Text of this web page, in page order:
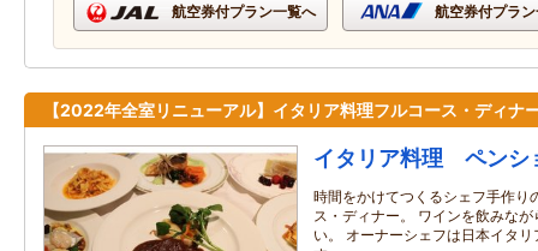
航空券付プラン一覧へ 航空券付プラ
【2022年全室リニューアル】イタリア料理フルコース・ディナ
イタリア料理 ペンシ
時間をかけてつくるシェフ手作り
ス・ディナー。 ワインを飲みな
い。 オーナーシェフは日本イタ